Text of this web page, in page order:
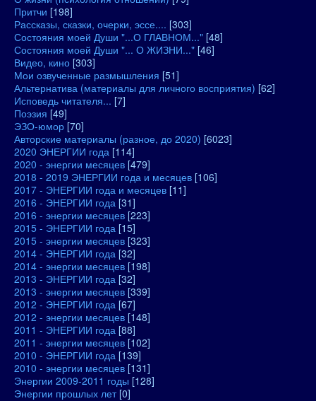
Притчи [198]
Рассказы, сказки, очерки, эссе.... [303]
Состояния моей Души "...О ГЛАВНОМ..." [48]
Состояния моей Души "... О ЖИЗНИ..." [46]
Видео, кино [303]
Мои озвученные размышления [51]
Альтернатива (материалы для личного восприятия) [62]
Исповедь читателя... [7]
Поэзия [49]
ЭЗО-юмор [70]
Авторские материалы (разное, до 2020) [6023]
2020 ЭНЕРГИИ года [114]
2020 - энергии месяцев [479]
2018 - 2019 ЭНЕРГИИ года и месяцев [106]
2017 - ЭНЕРГИИ года и месяцев [11]
2016 - ЭНЕРГИИ года [31]
2016 - энергии месяцев [223]
2015 - ЭНЕРГИИ года [15]
2015 - энергии месяцев [323]
2014 - ЭНЕРГИИ года [32]
2014 - энергии месяцев [198]
2013 - ЭНЕРГИИ года [32]
2013 - энергии месяцев [339]
2012 - ЭНЕРГИИ года [67]
2012 - энергии месяцев [148]
2011 - ЭНЕРГИИ года [88]
2011 - энергии месяцев [102]
2010 - ЭНЕРГИИ года [139]
2010 - энергии месяцев [131]
Энергии 2009-2011 годы [128]
Энергии прошлых лет [0]